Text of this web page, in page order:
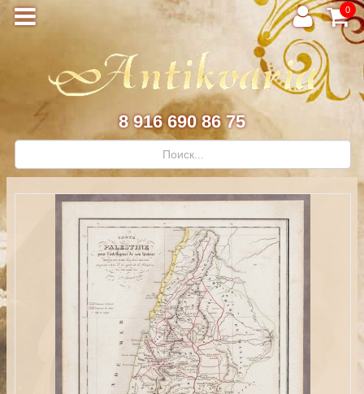
0
8 916 690 86 75